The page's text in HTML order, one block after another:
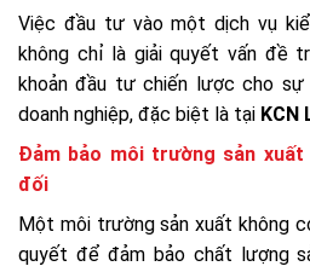
Việc đầu tư vào một dịch vụ
không chỉ là giải quyết vấn đề
khoản đầu tư chiến lược cho
doanh nghiệp, đặc biệt là tại KCN
Đảm bảo môi trường sản
đối
Một môi trường sản xuất không
quyết để đảm bảo chất lượng